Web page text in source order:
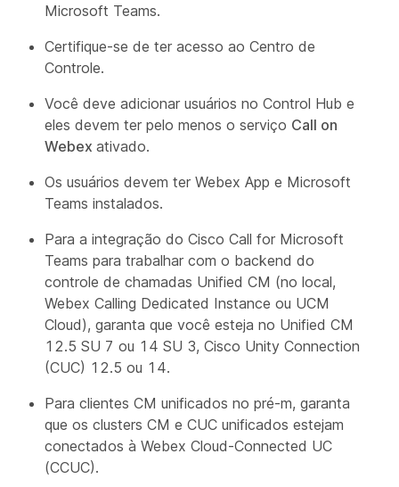
Microsoft Teams.
Certifique-se de ter acesso ao Centro de
Controle.
Você deve adicionar usuários no Control Hub e
eles devem ter pelo menos o serviço Call on
Webex ativado.
Os usuários devem ter Webex App e Microsoft
Teams instalados.
Para a integração do Cisco Call for Microsoft
Teams para trabalhar com o backend do
controle de chamadas Unified CM (no local,
Webex Calling Dedicated Instance ou UCM
Cloud), garanta que você esteja no Unified CM
12.5 SU 7 ou 14 SU 3, Cisco Unity Connection
(CUC) 12.5 ou 14.
Para clientes CM unificados no pré-m, garanta
que os clusters CM e CUC unificados estejam
conectados à Webex Cloud-Connected UC
(CCUC).